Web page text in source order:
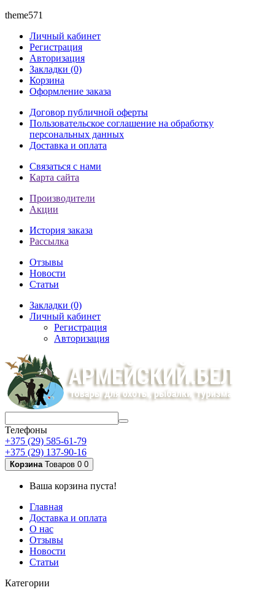
theme571
Личный кабинет
Регистрация
Авторизация
Закладки (0)
Корзина
Оформление заказа
Договор публичной оферты
Пользовательское соглашение на обработку
персональных данных
Доставка и оплата
Связаться с нами
Карта сайта
Производители
Акции
История заказа
Рассылка
Отзывы
Новости
Статьи
Закладки (0)
Личный кабинет
Регистрация
Авторизация
Телефоны
+375 (29) 585-61-79
+375 (29) 137-90-16
Корзина Товаров 0 0
Ваша корзина пуста!
Главная
Доставка и оплата
О нас
Отзывы
Новости
Статьи
Категории